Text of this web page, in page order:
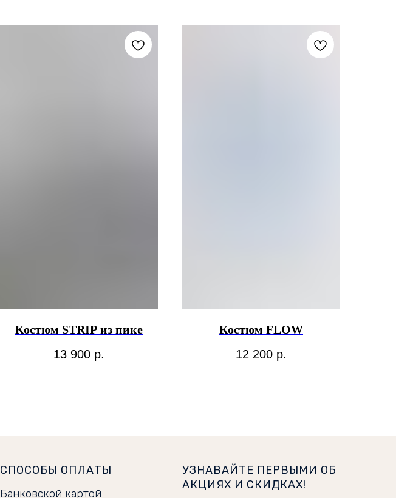
Костюм STRIP из пике
13 900 р.
Костюм FLOW
12 200 р.
СПОСОБЫ ОПЛАТЫ
Банковской картой
УЗНАВАЙТЕ ПЕРВЫМИ ОБ
АКЦИЯХ И СКИДКАХ!